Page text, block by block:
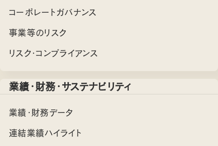
コーポレートガバナンス
事業等のリスク
リスク・コンプライアンス
業績・財務・サステナビリティ
業績・財務データ
連結業績ハイライト